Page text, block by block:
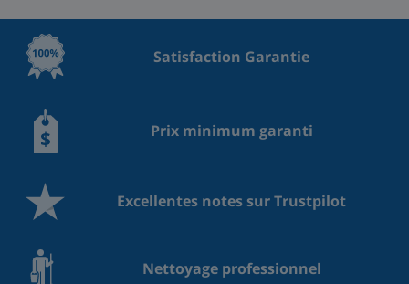
Satisfaction Garantie
Prix minimum garanti
Excellentes notes sur Trustpilot
Nettoyage professionnel